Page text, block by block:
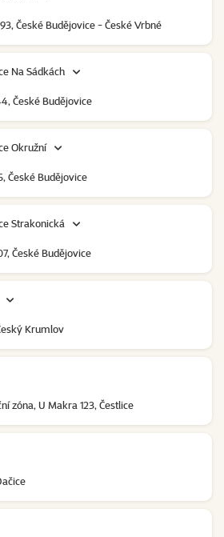
České Budějovice - České Vrbné
Na Sádkách
České Budějovice
Okružní
České Budějovice
Strakonická
České Budějovice
Krumlov
zóna, U Makra 123, Čestlice